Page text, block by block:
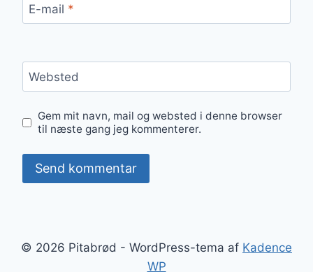
E-mail *
Websted
Gem mit navn, mail og websted i denne browser
til næste gang jeg kommenterer.
© 2026 Pitabrød - WordPress-tema af Kadence
WP